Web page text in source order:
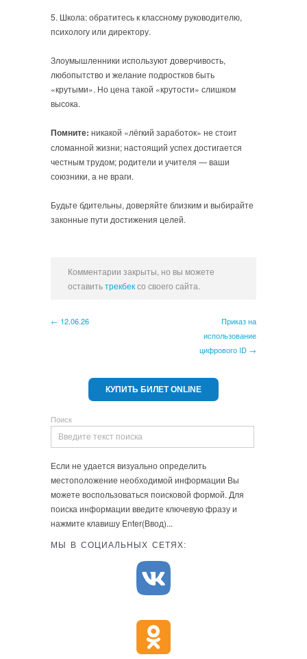
5. Школа: обратитесь к классному руководителю,
психологу или директору.
Злоумышленники используют доверчивость,
любопытство и желание подростков быть
«крутыми». Но цена такой «крутости» слишком
высока.
Помните: никакой «лёгкий заработок» не стоит
сломанной жизни; настоящий успех достигается
честным трудом; родители и учителя — ваши
союзники, а не враги.
Будьте бдительны, доверяйте близким и выбирайте
законные пути достижения целей.
Комментарии закрыты, но вы можете
оставитьтрекбексо своего сайта.
← 12.06.26
Приказ на
использование
цифрового ID →
КУПИТЬ БИЛЕТ ONLINE
Поиск
Если не удается визуально определить
местоположение необходимой информации Вы
можете воспользоваться поисковой формой. Для
поиска информации введите ключевую фразу и
нажмите клавишу Enter(Ввод)...
МЫ В СОЦИАЛЬНЫХ СЕТЯХ: